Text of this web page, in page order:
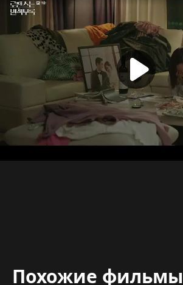
Похожие фильмы